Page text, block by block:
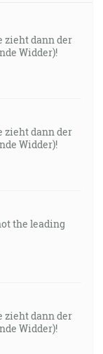
zieht dann der
Widder)!
zieht dann der
Widder)!
the leading
zieht dann der
Widder)!